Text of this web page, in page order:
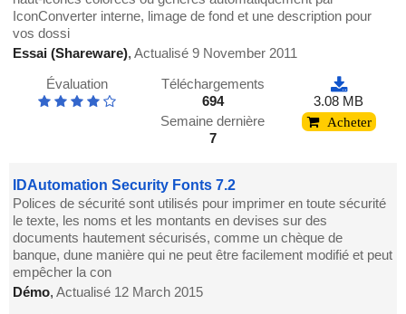
IconConverter interne, limage de fond et une description pour
vos dossi
Essai (Shareware),Actualisé 9 November 2011
Évaluation
Téléchargements
694
Semaine dernière
7
3.08 MB
Acheter
IDAutomation Security Fonts 7.2
Polices de sécurité sont utilisés pour imprimer en toute sécurité
le texte, les noms et les montants en devises sur des
documents hautement sécurisés, comme un chèque de
banque, dune manière qui ne peut être facilement modifié et peut
empêcher la con
Démo,Actualisé 12 March 2015